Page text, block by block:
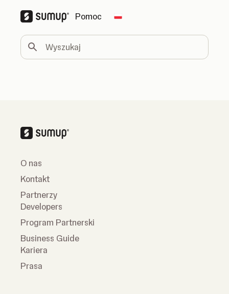
Pomoc Change country
Wyszukaj
O nas
Kontakt
Partnerzy
Developers
Program Partnerski
Business Guide
Kariera
Prasa